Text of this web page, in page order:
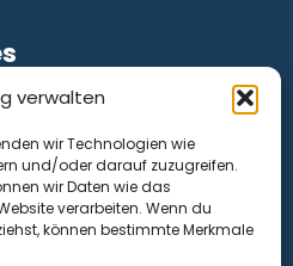
verwalten
wir Technologien wie
und/oder darauf zuzugreifen.
wir Daten wie das
verarbeiten. Wenn du
können bestimmte Merkmale
(EU)